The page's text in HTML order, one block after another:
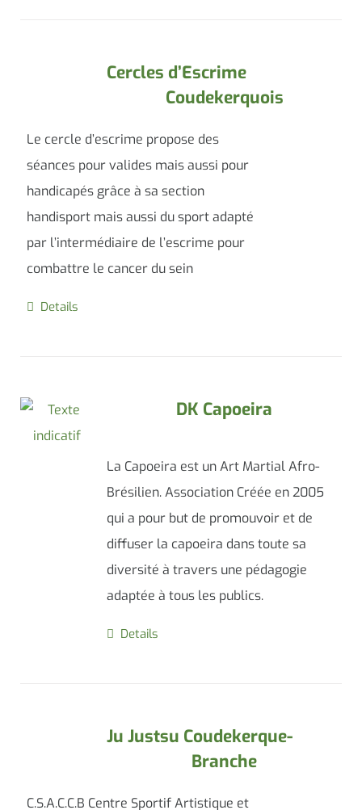
Cercles d’Escrime
Coudekerquois
Le cercle d’escrime propose des
séances pour valides mais aussi pour
handicapés grâce à sa section
handisport mais aussi du sport adapté
par l’intermédiaire de l’escrime pour
combattre le cancer du sein
Details
DK Capoeira
La Capoeira est un Art Martial Afro-
Brésilien. Association Créée en 2005
qui a pour but de promouvoir et de
diffuser la capoeira dans toute sa
diversité à travers une pédagogie
adaptée à tous les publics.
Details
Ju Justsu Coudekerque-
Branche
C.S.A.C.C.B Centre Sportif Artistique et